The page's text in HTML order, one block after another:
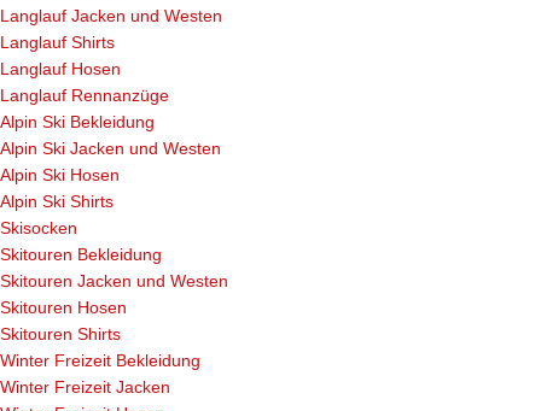
Langlauf Jacken und Westen
Langlauf Shirts
Langlauf Hosen
Langlauf Rennanzüge
Alpin Ski Bekleidung
Alpin Ski Jacken und Westen
Alpin Ski Hosen
Alpin Ski Shirts
Skisocken
Skitouren Bekleidung
Skitouren Jacken und Westen
Skitouren Hosen
Skitouren Shirts
Winter Freizeit Bekleidung
Winter Freizeit Jacken